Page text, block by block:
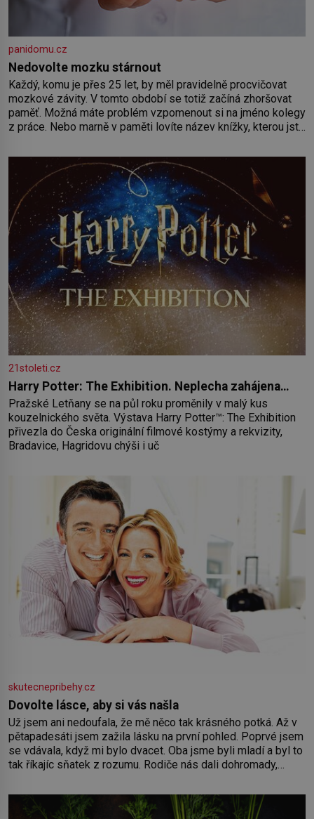
panidomu.cz
Nedovolte mozku stárnout
Každý, komu je přes 25 let, by měl pravidelně procvičovat
mozkové závity. V tomto období se totiž začíná zhoršovat
paměť. Možná máte problém vzpomenout si na jméno kolegy
z práce. Nebo marně v paměti lovíte název knížky, kterou jste
paměť rozhodla stávkovat. Cvičte
21stoleti.cz
Harry Potter: The Exhibition. Neplecha zahájena…
Pražské Letňany se na půl roku proměnily v malý kus
kouzelnického světa. Výstava Harry Potter™: The Exhibition
přivezla do Česka originální filmové kostýmy a rekvizity,
Bradavice, Hagridovu chýši i uč
skutecnepribehy.cz
Dovolte lásce, aby si vás našla
Už jsem ani nedoufala, že mě něco tak krásného potká. Až v
pětapadesáti jsem zažila lásku na první pohled. Poprvé jsem
se vdávala, když mi bylo dvacet. Oba jsme byli mladí a byl to
tak říkajíc sňatek z rozumu. Rodiče nás dali dohromady,
oběma moc nesvědčilo, brzy jsme zjistili, že